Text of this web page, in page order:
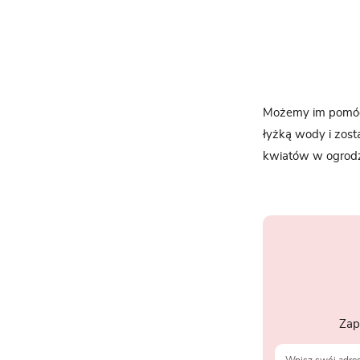
Możemy im
łyżką wody i
kwiatów w